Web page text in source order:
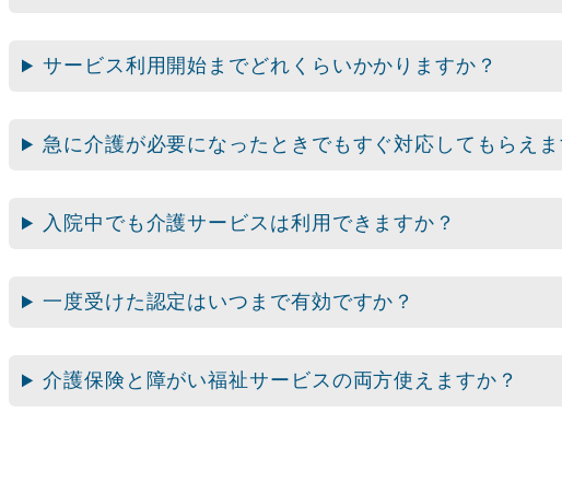
サービス利用開始までどれくらいかかりますか？
急に介護が必要になったときでもすぐ対応してもらえま
入院中でも介護サービスは利用できますか？
一度受けた認定はいつまで有効ですか？
介護保険と障がい福祉サービスの両方使えますか？